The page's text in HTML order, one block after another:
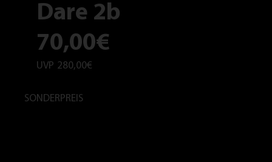
Dare 2b
70,00€
UVP 280,00€
SONDERPREIS